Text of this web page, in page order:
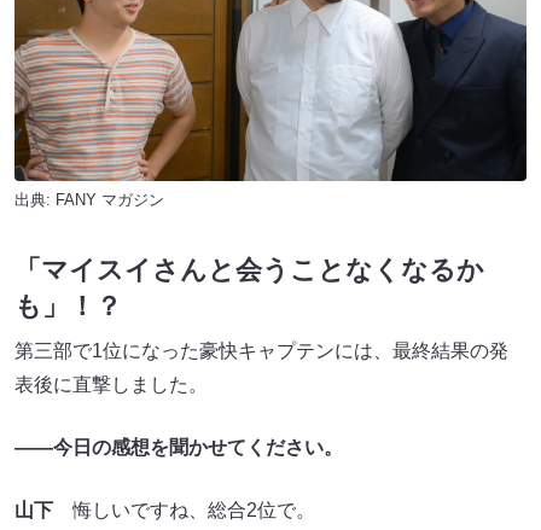
出典: FANY マガジン
「マイスイさんと会うことなくなるか
も」！？
第三部で1位になった豪快キャプテンには、最終結果の発
表後に直撃しました。
――今日の感想を聞かせてください。
山下 悔しいですね、総合2位で。